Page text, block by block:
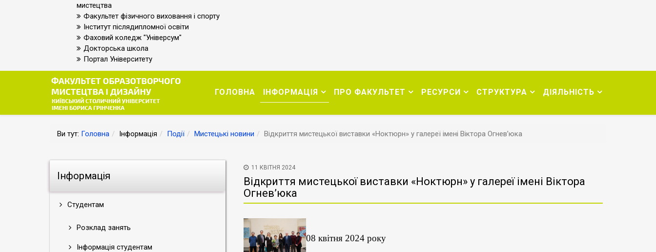
мистецтва
Факультет фізичного виховання і спорту
Інститут післядипломної освіти
Фаховий коледж "Універсум"
Докторська школа
Портал Університету
ГОЛОВНА ІНФОРМАЦІЯ ПРО ФАКУЛЬТЕТ РЕСУРСИ СТРУКТУРА ДІЯЛЬНІСТЬ
Ви тут: Головна Інформація Події Мистецькі новини Відкриття мистецької виставки «Ноктюрн» у галереї імені Віктора Огнев’юка
Інформація
Студентам
Розклад занять
Інформація студентам
11 КВІТНЯ 2024
Відкриття мистецької виставки «Ноктюрн» у галереї імені Віктора
Огнев’юка
08 квітня 2024 року